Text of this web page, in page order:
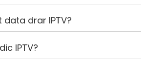
data drar IPTV?
IPTV?